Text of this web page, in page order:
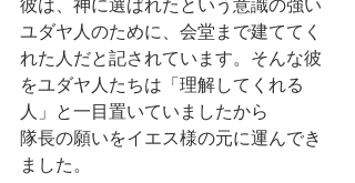
ユダヤ人のために、会堂まで建ててく
れた人だと記されています。そんな彼
をユダヤ人たちは「理解してくれる
人」と一目置いていましたから
隊長の願いをイエス様の元に運んでき
ました。